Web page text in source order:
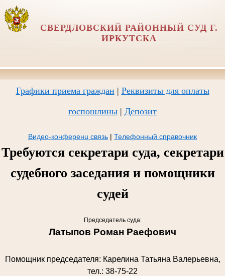
СВЕРДЛОВСКИЙ РАЙОННЫЙ СУД Г.
ИРКУТСКА
Графики приема граждан | Реквизиты для оплаты
госпошлины | Депозит
Видео-конференц связь | Телефонный справочник
Требуются секретари суда, секретари
судебного заседания и помощники
судей
Председатель суда:
Латыпов Роман Раефович
Помощник председателя: Карелина Татьяна Валерьевна,
тел.: 38-75-22